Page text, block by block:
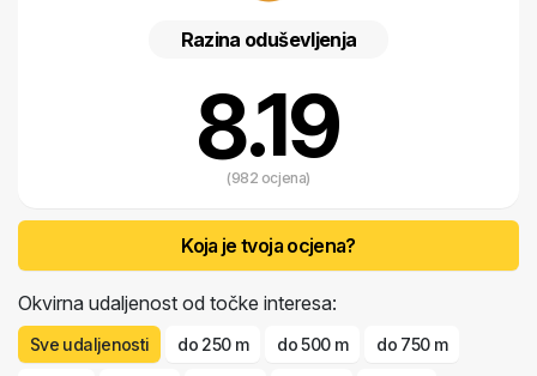
Razina oduševljenja
8.19
(982 ocjena)
Koja je tvoja ocjena?
Okvirna udaljenost od točke interesa:
Sve udaljenosti do 250 m do 500 m do 750 m